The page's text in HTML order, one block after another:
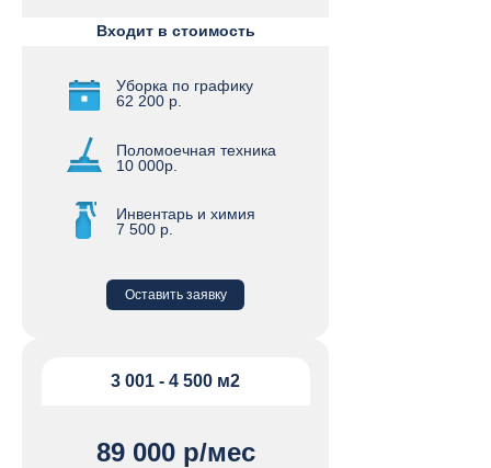
Входит в стоимость
Уборка по графику
62 200 р.
Поломоечная техника
10 000р.
Инвентарь и химия
7 500 р.
Оставить заявку
3 001 - 4 500 м2
89 000 р/мес